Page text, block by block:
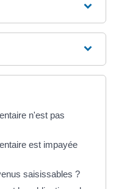
n'est pas
est impayée
saisissables ?